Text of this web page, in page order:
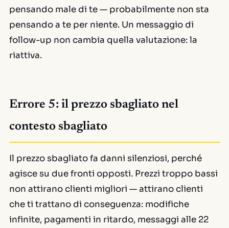
pensando male di te — probabilmente non sta
pensando a te per niente. Un messaggio di
follow-up non cambia quella valutazione: la
riattiva.
Errore 5: il prezzo sbagliato nel
contesto sbagliato
Il prezzo sbagliato fa danni silenziosi, perché
agisce su due fronti opposti. Prezzi troppo bassi
non attirano clienti migliori — attirano clienti
che ti trattano di conseguenza: modifiche
infinite, pagamenti in ritardo, messaggi alle 22